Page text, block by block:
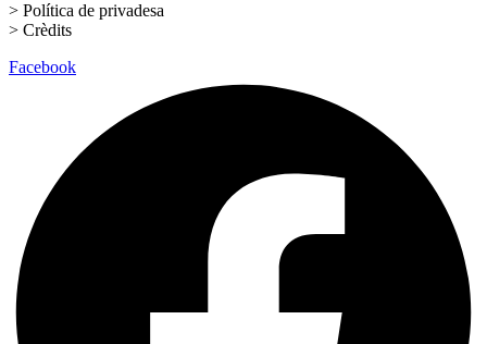
> Política de privadesa
> Crèdits
Facebook